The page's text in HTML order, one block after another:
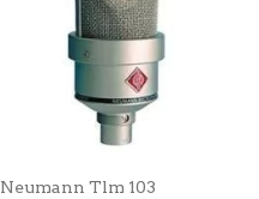
Neumann Tlm 103